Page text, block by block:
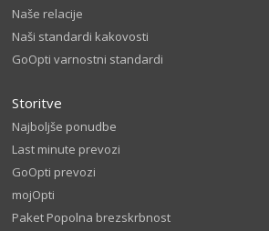
Naše relacije
Naši standardi kakovosti
GoOpti varnostni standardi
Storitve
Najboljše ponudbe
Last minute prevozi
GoOpti prevozi
mojOpti
Paket Popolna brezskrbnost